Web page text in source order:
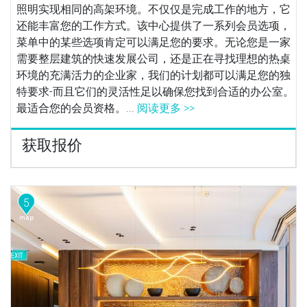
照明实现相同的高架环境。不仅仅是完成工作的地方，它
还能丰富您的工作方式。该中心提供了一系列会员选项，
菜单中的某些选项肯定可以满足您的要求。无论您是一家
需要整层建筑的快速发展公司，还是正在寻找理想的热桌
环境的充满活力的企业家，我们的计划都可以满足您的独
特要求-而且它们的灵活性足以确保您找到合适的办公室。
最适合您的会员资格。... 阅读更多 >>
获取报价
5